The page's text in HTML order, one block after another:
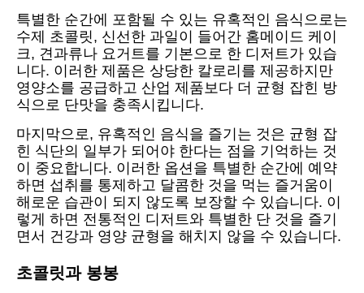
특별한 순간에 포함될 수 있는 유혹적인 음식으로는
수제 초콜릿, 신선한 과일이 들어간 홈메이드 케이
크, 견과류나 요거트를 기본으로 한 디저트가 있습
니다. 이러한 제품은 상당한 칼로리를 제공하지만
영양소를 공급하고 산업 제품보다 더 균형 잡힌 방
식으로 단맛을 충족시킵니다.
마지막으로, 유혹적인 음식을 즐기는 것은 균형 잡
힌 식단의 일부가 되어야 한다는 점을 기억하는 것
이 중요합니다. 이러한 옵션을 특별한 순간에 예약
하면 섭취를 통제하고 달콤한 것을 먹는 즐거움이
해로운 습관이 되지 않도록 보장할 수 있습니다. 이
렇게 하면 전통적인 디저트와 특별한 단 것을 즐기
면서 건강과 영양 균형을 해치지 않을 수 있습니다.
초콜릿과 봉봉